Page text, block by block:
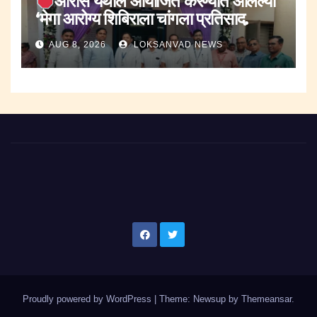
‘मेगा आरोग्य शिबिराला चांगला प्रतिसाद.
AUG 8, 2026 LOKSANVAD NEWS
Proudly powered by WordPress Theme: Newsup by Themeansar.